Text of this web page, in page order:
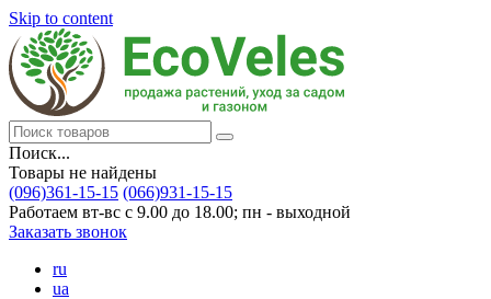
Skip to content
Поиск...
Товары не найдены
(096)361-15-15 (066)931-15-15
Работаем вт-вс с 9.00 до 18.00; пн - выходной
Заказать звонок
ru
ua